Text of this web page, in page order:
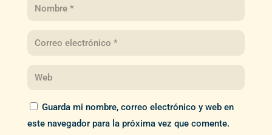
Guarda mi nombre, correo electrónico y web en
este navegador para la próxima vez que comente.